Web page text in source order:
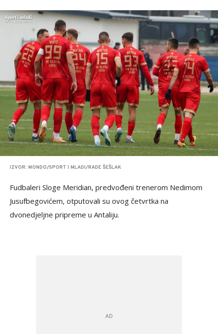
IZVOR: MONDO/SPORT I MLADI/RADE ŠEŠLAK
Fudbaleri Sloge Meridian, predvođeni trenerom Nedimom
Jusufbegovićem, otputovali su ovog četvrtka na
dvonedjeljne pripreme u Antaliju.